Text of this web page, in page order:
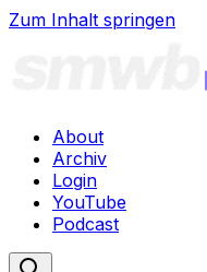
Zum Inhalt springen
About
Archiv
Login
YouTube
Podcast